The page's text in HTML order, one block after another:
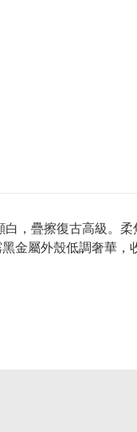
，疊擦復古高級。
金屬外殼低調奢華，